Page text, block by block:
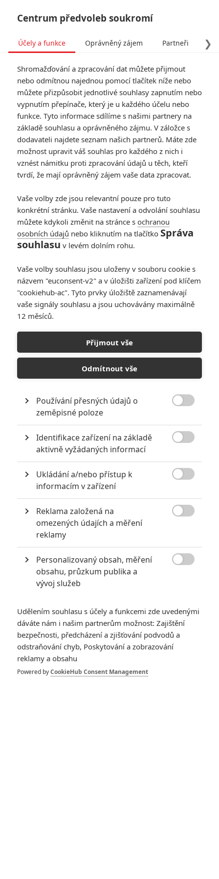
November 1963: John
Travolta se zaplete do
vraždy JFK
Napsal:Petr Slavík - (Anarvin), 01.06.2026 13:19
PŘIDAT NOVÝ KOMENTÁŘ
Pro psaní komentářů, se přihlašte.
RECENZE FILMŮ
10
Recenze: Zcela výjimečná Gerta
Schnirch nebarví hnus českých dějin
narůžovo
5
Recenze: Záhada strašidelného
8 Recenze: Občanská válka
6
Recenze: Godzilla x Kong: Nové
impérium
8 Recenze: Opičí muž
POSLEDNÍ KOMENTOVANÉ
ČLÁNEK | 01.08.2026 16:40
Marvel nečekaně zrušil již schválené pokračování
拆彈專家
1 ČLÁNEK | 30.07.2026 20:14
Děti krve a kostí: Regulérní trailer představuje akční fantasy
dobrodružství s vůní Afriky
Spider-Man: Zbrusu nový den – Podle recenzí máme čekat
Centrum předvoleb soukromí
❯
Účely a funkce Oprávněný zájem Partneři
Shromažďování a zpracování dat můžete přijmout
nebo odmítnou najednou pomocí tlačítek níže nebo
můžete přizpůsobit jednotlivé souhlasy zapnutím nebo
vypnutím přepínače, který je u každého účelu nebo
funkce. Tyto informace sdílíme s našimi partnery na
základě souhlasu a oprávněného zájmu. V záložce s
dodavateli najdete seznam našich partnerů. Máte zde
možnost upravit váš souhlas pro každého z nich i
vznést námitku proti zpracování údajů u těch, kteří
tvrdí, že mají oprávněný zájem vaše data zpracovat.
Vaše volby zde jsou relevantní pouze pro tuto
konkrétní stránku. Vaše nastavení a odvolání souhlasu
můžete kdykoli změnit na stránce s ochranou
osobních údajů nebo kliknutím na tlačítko Správa
souhlasu v levém dolním rohu.
Vaše volby souhlasu jsou uloženy v souboru cookie s
názvem "euconsent-v2" a v úložišti zařízení pod klíčem
"cookiehub-ac". Tyto prvky úložiště zaznamenávají
vaše signály souhlasu a jsou uchovávány maximálně
12 měsíců.
Přijmout vše
Odmítnout vše
Používání přesných údajů o
zeměpisné poloze
Identifikace zařízení na základě
aktivně vyžádaných informací
Ukládání a/nebo přístup k
informacím v zařízení
Reklama založená na
omezených údajích a měření
reklamy
Personalizovaný obsah, měření
obsahu, průzkum publika a
vývoj služeb
Udělením souhlasu s účely a funkcemi zde uvedenými
dáváte nám i našim partnerům možnost: Zajištění
bezpečnosti, předcházení a zjišťování podvodů a
odstraňování chyb, Poskytování a zobrazování
reklamy a obsahu
Powered byCookieHub Consent Management